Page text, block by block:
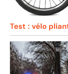
Test : vélo